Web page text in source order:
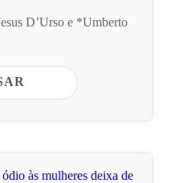
D’Urso e *Umberto